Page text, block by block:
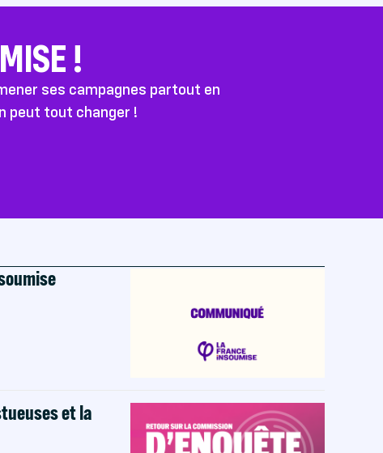
!
ses campagnes partout en
peut tout changer !
et la